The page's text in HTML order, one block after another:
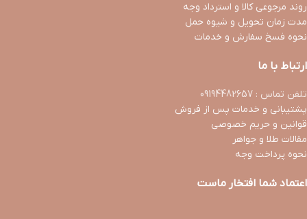
روند مرجوعی کالا و استرداد وجه
مدت زمان تحويل و شیوه حمل
نحوه فسخ سفارش و خدمات
ارتباط با ما
تلفن تماس : 09194482657
پشتیبانی و خدمات پس از فروش
قوانین و حریم خصوصی
مقالات طلا و جواهر
نحوه پرداخت وجه
اعتماد شما افتخار ماست